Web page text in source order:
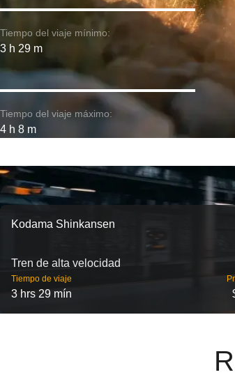
Tiempo del viaje mínimo:
3 h 29 m
Tiempo del viaje máximo:
4 h 8 m
Kodama Shinkansen
Tren de alta velocidad
Tiempo de viaje
3 hrs 29 mín